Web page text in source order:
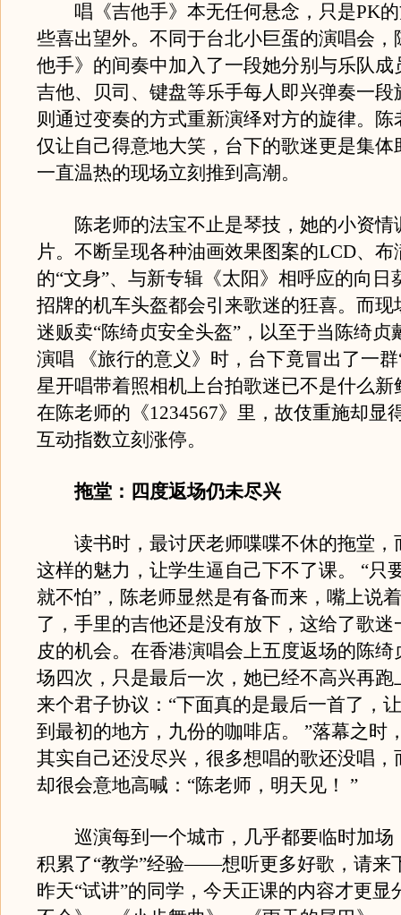
唱《吉他手》本无任何悬念，只是PK的
些喜出望外。不同于台北小巨蛋的演唱会，
他手》的间奏中加入了一段她分别与乐队
吉他、贝司、键盘等乐手每人即兴弹奏一段
则通过变奏的方式重新演绎对方的旋律。陈
仅让自己得意地大笑，台下的歌迷更是集体
一直温热的现场立刻推到高潮。
陈老师的法宝不止是琴技，她的小资情
片。不断呈现各种油画效果图案的LCD、布
的“文身”、与新专辑《太阳》相呼应的向日
招牌的机车头盔都会引来歌迷的狂喜。而现
迷贩卖“陈绮贞安全头盔”，以至于当陈绮贞
演唱 《旅行的意义》时，台下竟冒出了一
星开唱带着照相机上台拍歌迷已不是什么新
在陈老师的《1234567》里，故伎重施却显
互动指数立刻涨停。
拖堂：四度返场仍未尽兴
读书时，最讨厌老师喋喋不休的拖堂，
这样的魅力，让学生逼自己下不了课。 “只
就不怕”，陈老师显然是有备而来，嘴上说
了，手里的吉他还是没有放下，这给了歌迷
皮的机会。在香港演唱会上五度返场的陈绮
场四次，只是最后一次，她已经不高兴再跑
来个君子协议：“下面真的是最后一首了，
到最初的地方，九份的咖啡店。 ”落幕之时
其实自己还没尽兴，很多想唱的歌还没唱，
却很会意地高喊：“陈老师，明天见！ ”
巡演每到一个城市，几乎都要临时加场
积累了“教学”经验——想听更多好歌，请来
昨天“试讲”的同学，今天正课的内容才更显